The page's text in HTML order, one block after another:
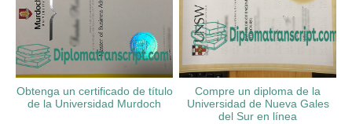
Obtenga un certificado de título
de la Universidad Murdoch
Compre un diploma de la
Universidad de Nueva Gales
del Sur en línea